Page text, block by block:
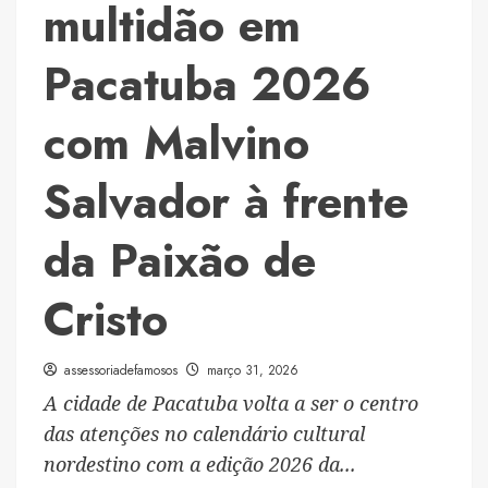
na
multidão em
Pacatuba 2026
com Malvino
Salvador à frente
da Paixão de
Cristo
assessoriadefamosos março 31, 2026
A cidade de Pacatuba volta a ser o centro
das atenções no calendário cultural
nordestino com a edição 2026 da...